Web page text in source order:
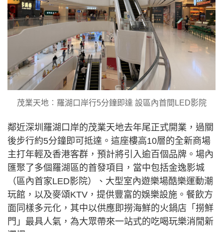
茂業天地︰羅湖口岸行5分鐘即達 設區內首間LED影院
鄰近深圳羅湖口岸的茂業天地去年尾正式開業，過關
後步行約5分鐘即可抵達。這座樓高10層的全新商場
主打年輕及香港客群，預計將引入逾百個品牌。場內
匯聚了多個羅湖區的首發項目，當中包括金逸影城
（區內首家LED影院）、大型室內遊樂場酷樂運動潮
玩館，以及麥頌KTV，提供豐富的娛樂設施。餐飲方
面同樣多元化，其中以供應即撈海鮮的火鍋店「撈鮮
門」最具人氣，為大眾帶來一站式的吃喝玩樂消閒新